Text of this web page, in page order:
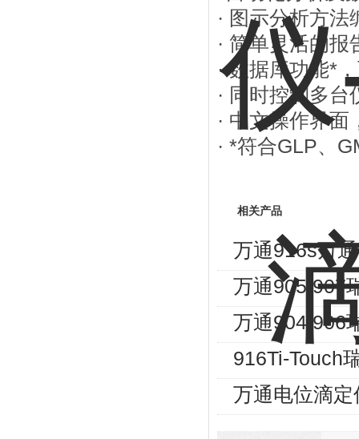
· 图示分析方
· 简单灵活的
· 数据库功能*
· 同时控制多
· 中文操作界
· *符合GLP、
相关产品
万通916s万
万通905/907
万通904/906
916Ti-Touch
万通电位滴定